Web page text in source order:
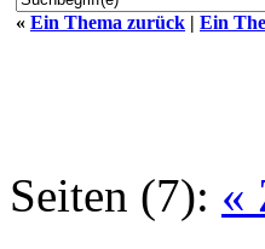
« Ein Thema zurück | Ein
Seiten (7): «